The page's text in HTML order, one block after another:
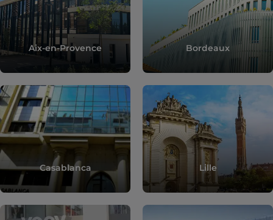
Aix-en-Provence Bordeaux
Casablanca Lille